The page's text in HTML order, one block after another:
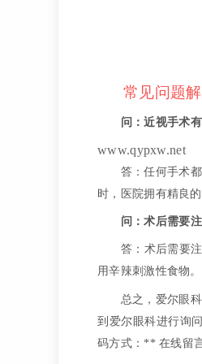
常见问题
问：近视手术
www.qypxw.net
答：任何手术
时，医院拥有精良
问：术后需要
答：术后需要
用辛辣刺激性食物。
总之，爱尔眼
到爱尔眼科进行询
码方式：** 在线留言